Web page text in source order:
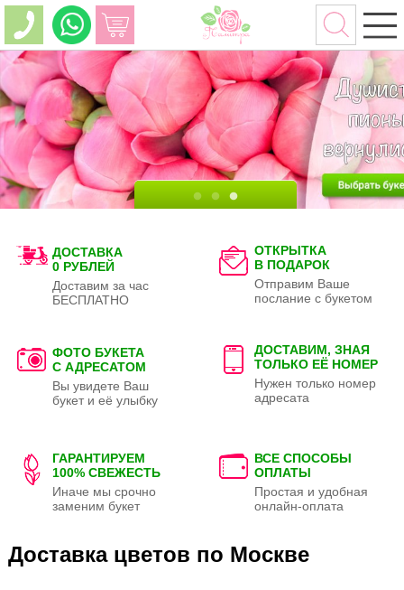
ДОСТАВКА
0 РУБЛЕЙ
Доставим за час
БЕСПЛАТНО
ОТКРЫТКА
В ПОДАРОК
Отправим Ваше
послание с букетом
ФОТО БУКЕТА
С АДРЕСАТОМ
Вы увидете Ваш
букет и её улыбку
ДОСТАВИМ, ЗНАЯ
ТОЛЬКО ЕЁ НОМЕР
Нужен только номер
адресата
ГАРАНТИРУЕМ
100% СВЕЖЕСТЬ
Иначе мы срочно
заменим букет
ВСЕ СПОСОБЫ
ОПЛАТЫ
Простая и удобная
онлайн-оплата
Доставка цветов по Москве